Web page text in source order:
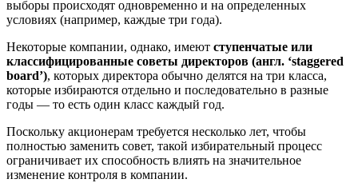
выборы происходят одновременно и на определенных
условиях (например, каждые три года).
Некоторые компании, однако, имеют ступенчатые или
классифицированные советы директоров (англ. ‘staggered
board’), которых директора обычно делятся на три класса,
которые избираются отдельно и последовательно в разные
годы — то есть один класс каждый год.
Поскольку акционерам требуется несколько лет, чтобы
полностью заменить совет, такой избирательный процесс
ограничивает их способность влиять на значительное
изменение контроля в компании.